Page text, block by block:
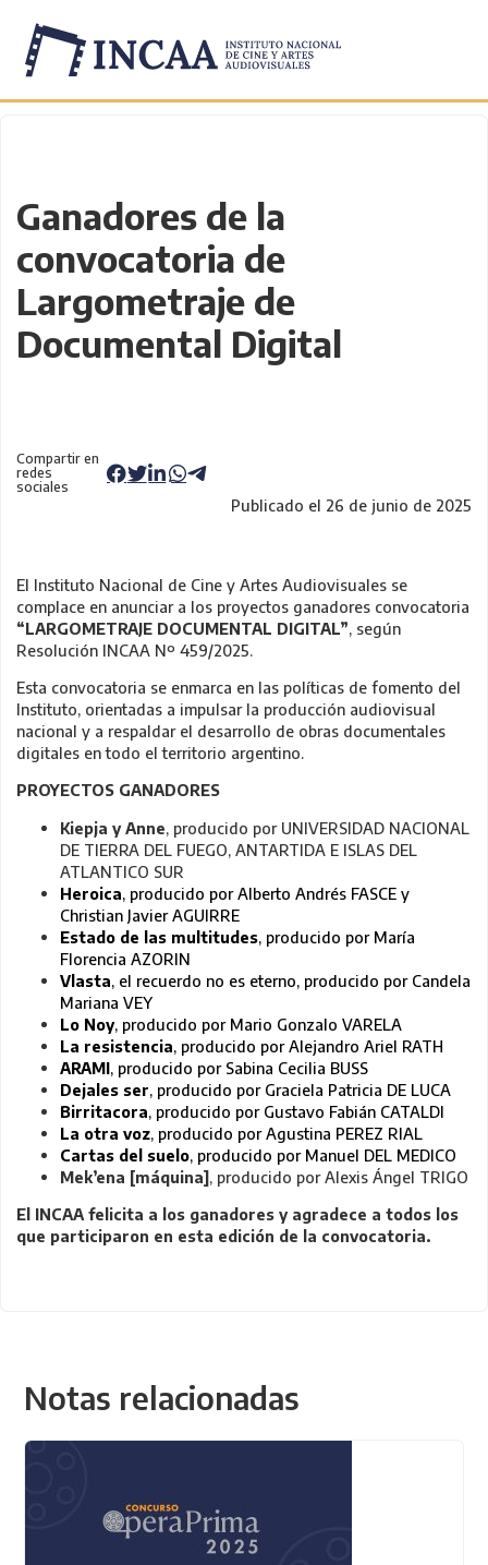
Ganadores de la
convocatoria de
Largometraje de
Documental Digital
Compartir en
redes
sociales
Publicado el 26 de junio de 2025
El Instituto Nacional de Cine y Artes Audiovisuales se
complace en anunciar a los proyectos ganadores convocatoria
“LARGOMETRAJE DOCUMENTAL DIGITAL”, según
Resolución INCAA Nº 459/2025.
Esta convocatoria se enmarca en las políticas de fomento del
Instituto, orientadas a impulsar la producción audiovisual
nacional y a respaldar el desarrollo de obras documentales
digitales en todo el territorio argentino.
PROYECTOS GANADORES
Kiepja y Anne, producido por UNIVERSIDAD NACIONAL
DE TIERRA DEL FUEGO, ANTARTIDA E ISLAS DEL
ATLANTICO SUR
Heroica, producido por Alberto Andrés FASCE y
Christian Javier AGUIRRE
Estado de las multitudes, producido por María
Florencia AZORIN
Vlasta, el recuerdo no es eterno, producido por Candela
Mariana VEY
Lo Noy, producido por Mario Gonzalo VARELA
La resistencia, producido por Alejandro Ariel RATH
ARAMI, producido por Sabina Cecilia BUSS
Dejales ser, producido por Graciela Patricia DE LUCA
Birritacora, producido por Gustavo Fabián CATALDI
La otra voz, producido por Agustina PEREZ RIAL
Cartas del suelo, producido por Manuel DEL MEDICO
Mek’ena [máquina], producido por Alexis Ángel TRIGO
El INCAA felicita a los ganadores y agradece a todos los
que participaron en esta edición de la convocatoria.
Notas relacionadas